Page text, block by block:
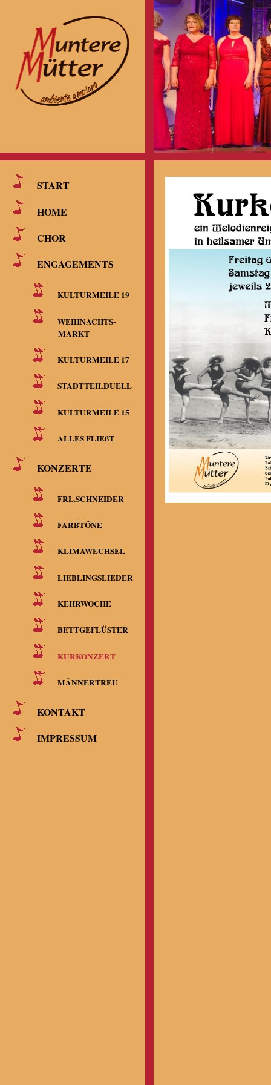
START
HOME
CHOR
ENGAGEMENTS
KULTURMEILE 19
WEIHNACHTS-
MARKT
KULTURMEILE 17
STADTTEILDUELL
KULTURMEILE 15
ALLES FLIEßT
KONZERTE
FRL.SCHNEIDER
FARBTÖNE
KLIMAWECHSEL
LIEBLINGSLIEDER
KEHRWOCHE
BETTGEFLÜSTER
KURKONZERT
MÄNNERTREU
KONTAKT
IMPRESSUM